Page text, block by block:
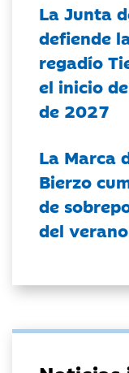
La Junta
defiende
regadío
el inicio
de 2027
La Marca
Bierzo
de
del verano